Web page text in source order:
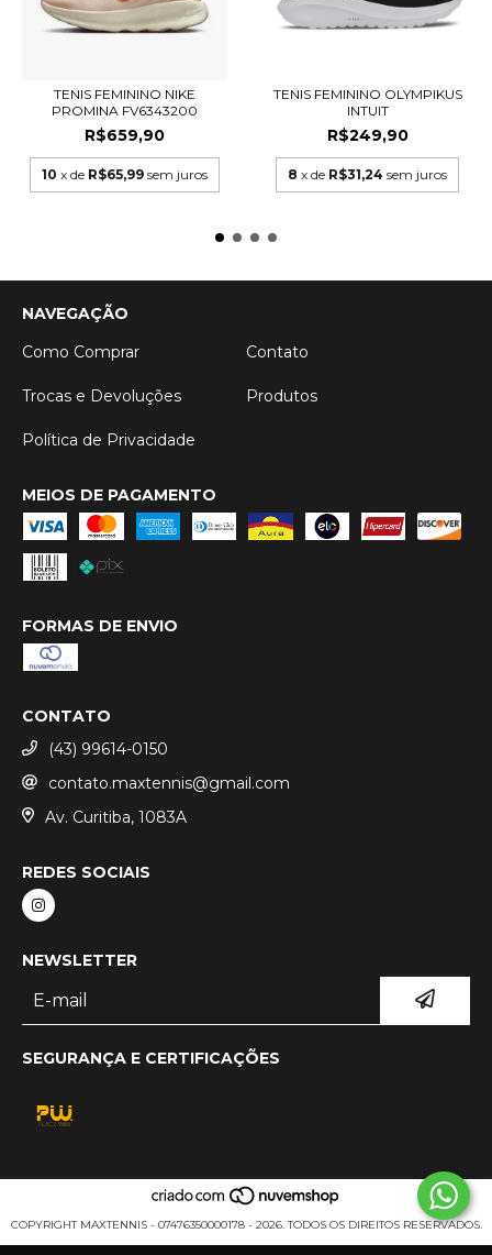
TENIS FEMININO NIKE
PROMINA FV6343200
R$659,90
10 x de R$65,99 sem juros
TENIS FEMININO OLYMPIKUS
INTUIT
R$249,90
8 x de R$31,24 sem juros
NAVEGAÇÃO
Como Comprar
Contato
Trocas e Devoluções Produtos
Política de Privacidade
MEIOS DE PAGAMENTO
FORMAS DE ENVIO
CONTATO
(43) 99614-0150
contato.maxtennis@gmail.com
Av. Curitiba, 1083A
REDES SOCIAIS
NEWSLETTER
SEGURANÇA E CERTIFICAÇÕES
COPYRIGHT MAXTENNIS - 07476350000178 - 2026. TODOS OS DIREITOS RESERVADOS.